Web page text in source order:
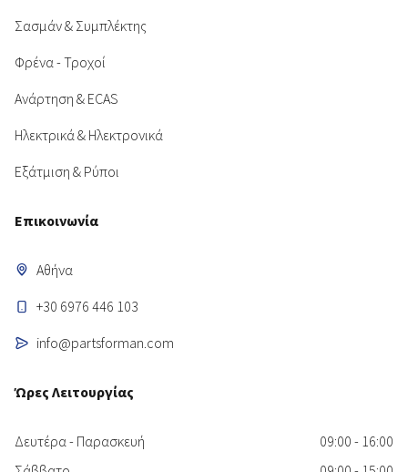
Σασμάν & Συμπλέκτης
Φρένα - Τροχοί
Ανάρτηση & ECAS
Ηλεκτρικά & Ηλεκτρονικά
Εξάτμιση & Ρύποι
Επικοινωνία
Αθήνα
+30 6976 446 103
info@partsforman.com
Ώρες Λειτουργίας
Δευτέρα - Παρασκευή
09:00 - 16:00